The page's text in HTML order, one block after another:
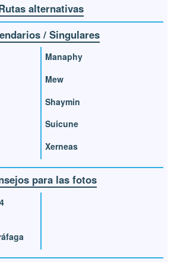
alternativas
/ Singulares
Manaphy
Mew
Shaymin
Suicune
Xerneas
para las fotos